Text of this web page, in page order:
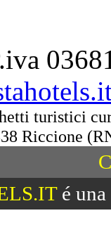
turistici
Riccione
é una